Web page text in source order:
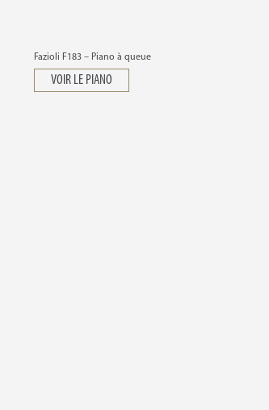
Fazioli F183 – Piano à queue
VOIR LE PIANO